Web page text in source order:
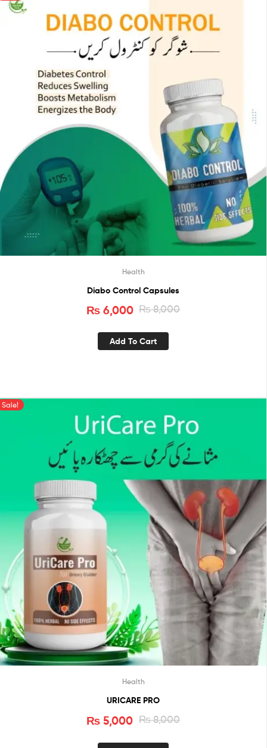
Health
Diabo Control Capsules
₨8,000
₨6,000
Add To Cart
Sale!
Health
URICARE PRO
₨8,000
₨ 5,000